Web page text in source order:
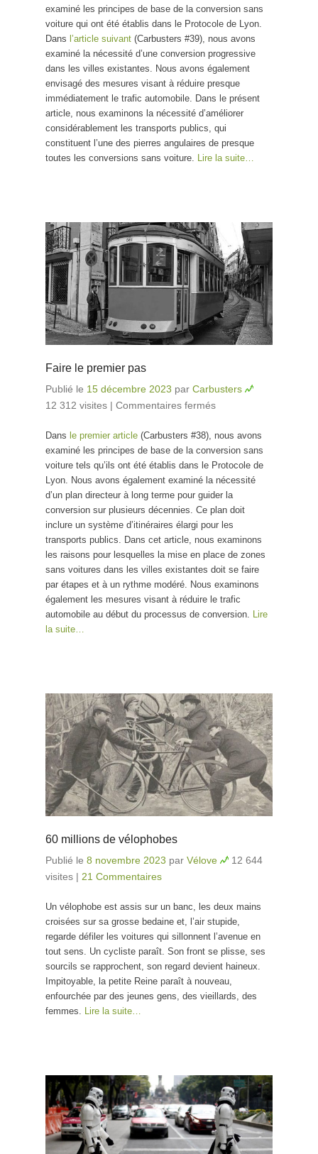
publics
examiné les principes de base de la conversion sans
voiture qui ont été établis dans le Protocole de Lyon.
Dans l’article suivant (Carbusters #39), nous avons
examiné la nécessité d’une conversion progressive
dans les villes existantes. Nous avons également
envisagé des mesures visant à réduire presque
immédiatement le trafic automobile. Dans le présent
article, nous examinons la nécessité d’améliorer
considérablement les transports publics, qui
constituent l’une des pierres angulaires de presque
toutes les conversions sans voiture.
Lire la suite…
Faire le premier pas
Publié le 15 décembre 2023 par Carbusters
12 312 visites | Commentaires fermés
Dans le premier article (Carbusters #38), nous avons
examiné les principes de base de la conversion sans
voiture tels qu’ils ont été établis dans le Protocole de
Lyon. Nous avons également examiné la nécessité
d’un plan directeur à long terme pour guider la
conversion sur plusieurs décennies. Ce plan doit
inclure un système d’itinéraires élargi pour les
transports publics. Dans cet article, nous examinons
les raisons pour lesquelles la mise en place de zones
sans voitures dans les villes existantes doit se faire
par étapes et à un rythme modéré. Nous examinons
également les mesures visant à réduire le trafic
automobile au début du processus de conversion. Lire
la suite…
60 millions de vélophobes
Publié le 8 novembre 2023 par Vélove
12 644
visites | 21 Commentaires
Un vélophobe est assis sur un banc, les deux mains
croisées sur sa grosse bedaine et, l’air stupide,
regarde défiler les voitures qui sillonnent l’avenue en
tout sens. Un cycliste paraît. Son front se plisse, ses
sourcils se rapprochent, son regard devient haineux.
Impitoyable, la petite Reine paraît à nouveau,
enfourchée par des jeunes gens, des vieillards, des
femmes. Lire la suite…